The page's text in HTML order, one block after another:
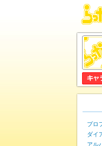
プロ
ダイ
アル